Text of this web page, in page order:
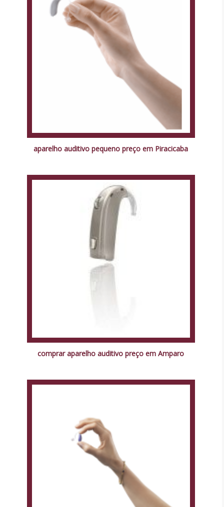
aparelho auditivo pequeno preço em Piracicaba
comprar aparelho auditivo preço em Amparo